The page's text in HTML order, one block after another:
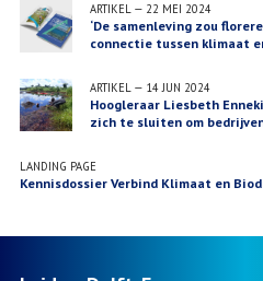
ARTIKEL— 22 MEI 2024
‘De samenleving zou
connectie tussen klimaat
ARTIKEL— 14 JUN 2024
Hoogleraar Liesbeth
zich te sluiten om
LANDING PAGE
Kennisdossier Verbind Klimaat en